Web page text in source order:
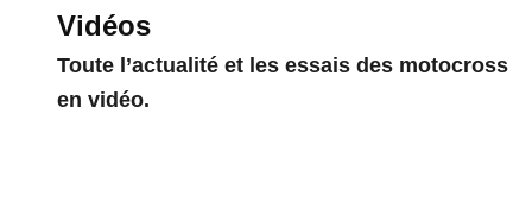
Vidéos
Toute l’actualité et les essais des motocross
en vidéo.